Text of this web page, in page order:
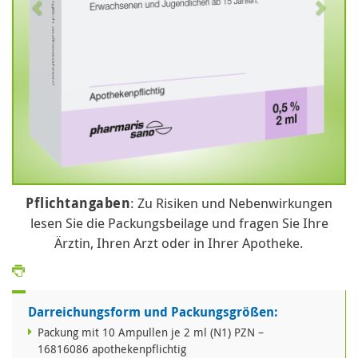
Pflichtangaben: Zu Risiken und Nebenwirkungen
lesen Sie die Packungsbeilage und fragen Sie Ihre
Ärztin, Ihren Arzt oder in Ihrer Apotheke.
Darreichungsform und Packungsgrößen:
Packung mit 10 Ampullen je 2 ml (N1) PZN –
16816086 apothekenpflichtig